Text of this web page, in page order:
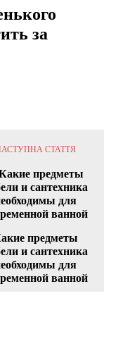
за
СТАТТЯ
предметы
и сантехника
для
ванной